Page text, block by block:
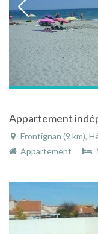
Frontignan (9 km),
Appartement